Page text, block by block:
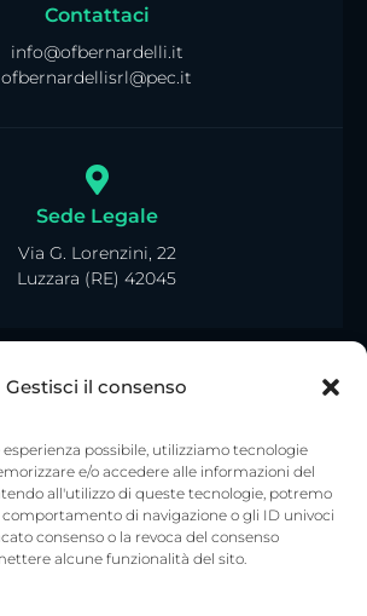
Gestisci il consenso
possibile, utilizziamo tecnologie
e/o accedere alle informazioni del
all'utilizzo di queste tecnologie, potremo
di navigazione o gli ID univoci
consenso o la revoca del consenso
alcune funzionalità del sito.
Contattaci
info@ofbernardelli.it
ofbernardellisrl@pec.it
Sede Legale
Via G. Lorenzini, 22
Luzzara (RE) 42045